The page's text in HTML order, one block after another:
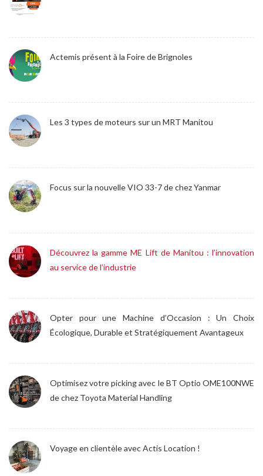
Actemis présent à la Foire de Brignoles
Les 3 types de moteurs sur un MRT Manitou
Focus sur la nouvelle VIO 33-7 de chez Yanmar
Découvrez la gamme ME Lift de Manitou : l’innovation
au service de l’industrie
Opter pour une Machine d’Occasion : Un Choix
Écologique, Durable et Stratégiquement Avantageux
Optimisez votre picking avec le BT Optio OME100NWE
de chez Toyota Material Handling
Voyage en clientèle avec Actis Location !